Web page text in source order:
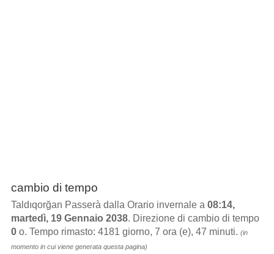
cambio di tempo
Taldıqorğan Passerà dalla Orario invernale a 08:14,
martedì, 19 Gennaio 2038. Direzione di cambio di tempo
0o. Tempo rimasto: 4181 giorno, 7 ora (e), 47 minuti. (in
momento in cui viene generata questa pagina)